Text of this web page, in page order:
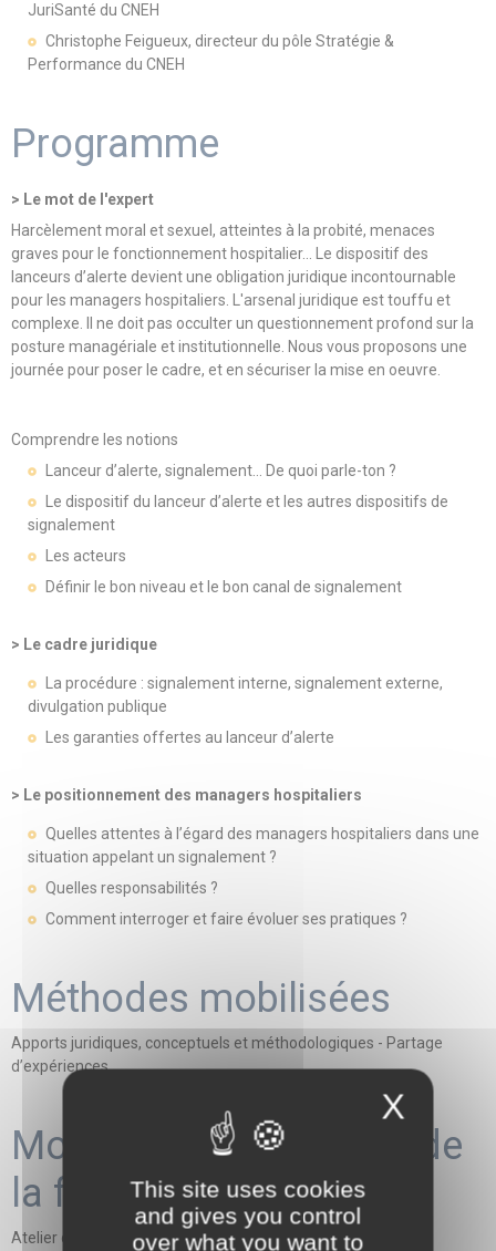
JuriSanté du CNEH
Christophe Feigueux, directeur du pôle Stratégie &
Performance du CNEH
Programme
> Le mot de l'expert
Harcèlement moral et sexuel, atteintes à la probité, menaces
graves pour le fonctionnement hospitalier… Le dispositif des
lanceurs d’alerte devient une obligation juridique incontournable
pour les managers hospitaliers. L'arsenal juridique est touffu et
complexe. Il ne doit pas occulter un questionnement profond sur la
posture managériale et institutionnelle. Nous vous proposons une
journée pour poser le cadre, et en sécuriser la mise en oeuvre.
Comprendre les notions
Lanceur d’alerte, signalement… De quoi parle-ton ?
Le dispositif du lanceur d’alerte et les autres dispositifs de
signalement
Les acteurs
Définir le bon niveau et le bon canal de signalement
> Le cadre juridique
La procédure : signalement interne, signalement externe,
divulgation publique
Les garanties offertes au lanceur d’alerte
> Le positionnement des managers hospitaliers
Quelles attentes à l’égard des managers hospitaliers dans une
situation appelant un signalement ?
Quelles responsabilités ?
Comment interroger et faire évoluer ses pratiques ?
Méthodes mobilisées
Apports juridiques, conceptuels et méthodologiques - Partage
d’expériences
Modalités d'évaluation de
la formation
Atelier de mise en situation
X
This site uses cookies
and gives you control
over what you want to